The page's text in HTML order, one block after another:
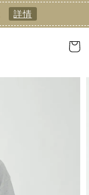
詳情